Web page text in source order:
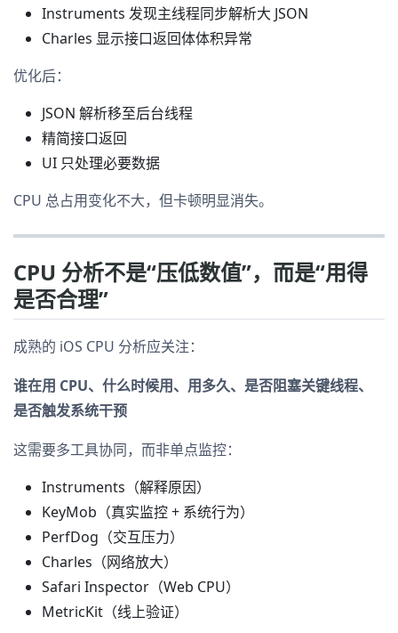
Instruments 发现主线程同步解析大 JSON
Charles 显示接口返回体体积异常
优化后：
JSON 解析移至后台线程
精简接口返回
UI 只处理必要数据
CPU 总占用变化不大，但卡顿明显消失。
CPU 分析不是“压低数值”，而是“用得
是否合理”
成熟的 iOS CPU 分析应关注：
谁在用 CPU、什么时候用、用多久、是否阻塞关键线程、
是否触发系统干预
这需要多工具协同，而非单点监控：
Instruments（解释原因）
KeyMob（真实监控 + 系统行为）
PerfDog（交互压力）
Charles（网络放大）
Safari Inspector（Web CPU）
MetricKit（线上验证）